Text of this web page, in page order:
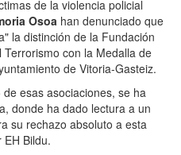
de la violencia policial
Osoa han denunciado que
la distinción de la Fundación
con la Medalla de
de Vitoria-Gasteiz.
esas asociaciones, se ha
donde ha dado lectura a un
su rechazo absoluto a esta
Bildu.